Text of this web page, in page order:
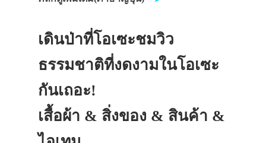
เดินป่าที่โอเซะชมวิว
ธรรมชาติที่งดงามในโอเซะ
กันเถอะ!
เสื้อผ้า & สิ่งของ & สินค้า &